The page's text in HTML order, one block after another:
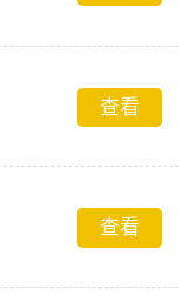
查看
查看